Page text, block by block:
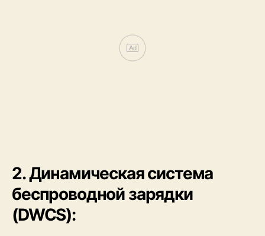
Ad
2. Динамическая система
беспроводной зарядки
(DWCS):